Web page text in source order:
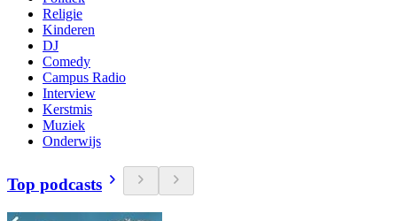
Religie
Kinderen
DJ
Comedy
Campus Radio
Interview
Kerstmis
Muziek
Onderwijs
Top podcasts